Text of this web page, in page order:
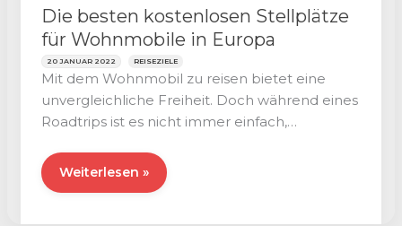
Die besten kostenlosen Stellplätze
für Wohnmobile in Europa
20 JANUAR 2022 REISEZIELE
Mit dem Wohnmobil zu reisen bietet eine
unvergleichliche Freiheit. Doch während eines
Roadtrips ist es nicht immer einfach,
Die
besten
Weiterlesen »